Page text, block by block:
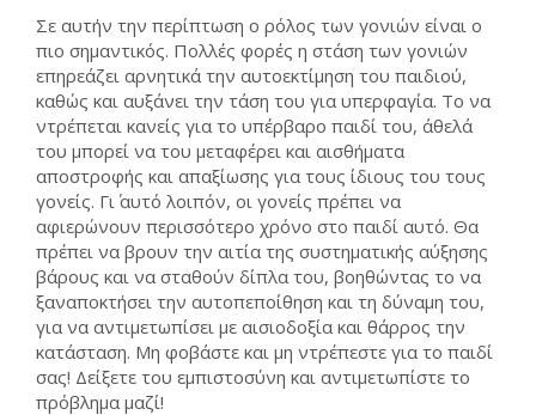
Σε αυτήν την περίπτωση ο ρόλος των γονιών είναι ο
πιο σημαντικός. Πολλές φορές η στάση των γονιών
επηρεάζει αρνητικά την αυτοεκτίμηση του παιδιού,
καθώς και αυξάνει την τάση του για υπερφαγία. Το να
ντρέπεται κανείς για το υπέρβαρο παιδί του, άθελά
του μπορεί να του μεταφέρει και αισθήματα
αποστροφής και απαξίωσης για τους ίδιους του τους
γονείς. Γι΄ αυτό λοιπόν, οι γονείς πρέπει να
αφιερώνουν περισσότερο χρόνο στο παιδί αυτό. Θα
πρέπει να βρουν την αιτία της συστηματικής αύξησης
βάρους και να σταθούν δίπλα του, βοηθώντας το να
ξαναποκτήσει την αυτοπεποίθηση και τη δύναμη του,
για να αντιμετωπίσει με αισιοδοξία και θάρρος την
κατάσταση. Μη φοβάστε και μη ντρέπεστε για το παιδί
σας! Δείξετε του εμπιστοσύνη και αντιμετωπίστε το
πρόβλημα μαζί!